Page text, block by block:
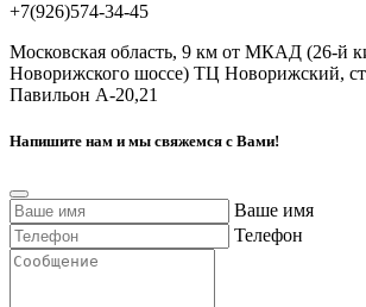
+7(926)574-34-45
Московская область, 9 км от МКАД (26-й
Новорижского шоссе) ТЦ Новорижский,
Павильон А-20,21
Напишите нам и мы свяжемся с Вами!
Ваше имя
Телефон